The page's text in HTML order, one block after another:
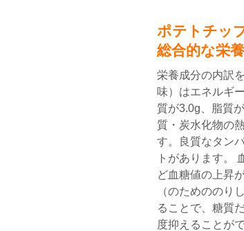
ポテトチッ
総合的な栄
栄養成分の内訳
味）はエネルギ
質が3.0g、脂質
質・炭水化物の
す。良質なタン
トがあります。
ど血糖値の上昇
（のためののり
ることで、糖質
度抑えることが